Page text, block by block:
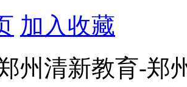
加入收藏
州清新教育-郑